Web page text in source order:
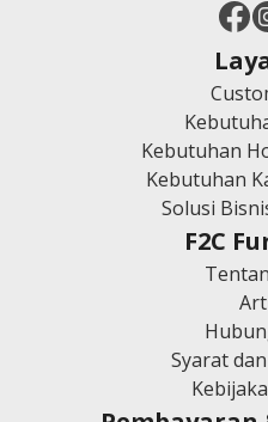
Kebutuhan
Kebutuhan
Solusi
F2C
Syarat